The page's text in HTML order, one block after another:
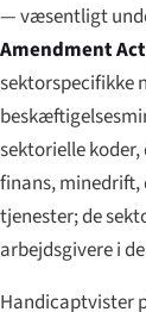
— væsentligt
Amendment
sektorspecifikke
sektorielle
finans,
tjenester; de
arbejdsgivere i
Handicaptvister